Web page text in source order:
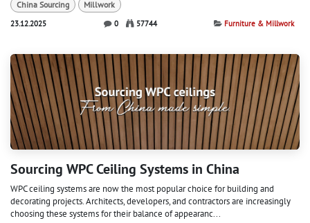
China Sourcing
Millwork
23.12.2025
0 57744 Furniture & Millwork
Sourcing WPC Ceiling Systems in China
WPC ceiling systems are now the most popular choice for building and
decorating projects. Architects, developers, and contractors are increasingly
choosing these systems for their balance of appearanc...